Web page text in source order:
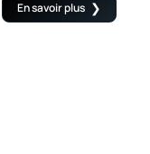
En savoir plus